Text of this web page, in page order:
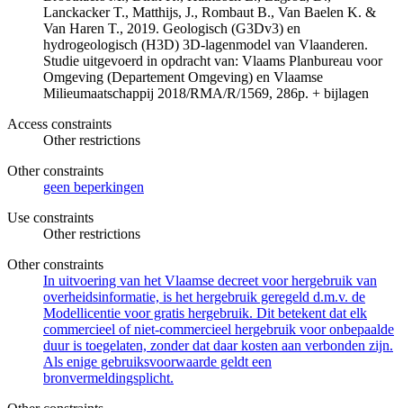
Lanckacker T., Matthijs, J., Rombaut B., Van Baelen K. &
Van Haren T., 2019. Geologisch (G3Dv3) en
hydrogeologisch (H3D) 3D-lagenmodel van Vlaanderen.
Studie uitgevoerd in opdracht van: Vlaams Planbureau voor
Omgeving (Departement Omgeving) en Vlaamse
Milieumaatschappij 2018/RMA/R/1569, 286p. + bijlagen
Access constraints
Other restrictions
Other constraints
geen beperkingen
Use constraints
Other restrictions
Other constraints
In uitvoering van het Vlaamse decreet voor hergebruik van
overheidsinformatie, is het hergebruik geregeld d.m.v. de
Modellicentie voor gratis hergebruik. Dit betekent dat elk
commercieel of niet-commercieel hergebruik voor onbepaalde
duur is toegelaten, zonder dat daar kosten aan verbonden zijn.
Als enige gebruiksvoorwaarde geldt een
bronvermeldingsplicht.